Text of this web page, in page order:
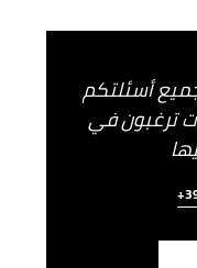
أسئلتكم
ترغبون في